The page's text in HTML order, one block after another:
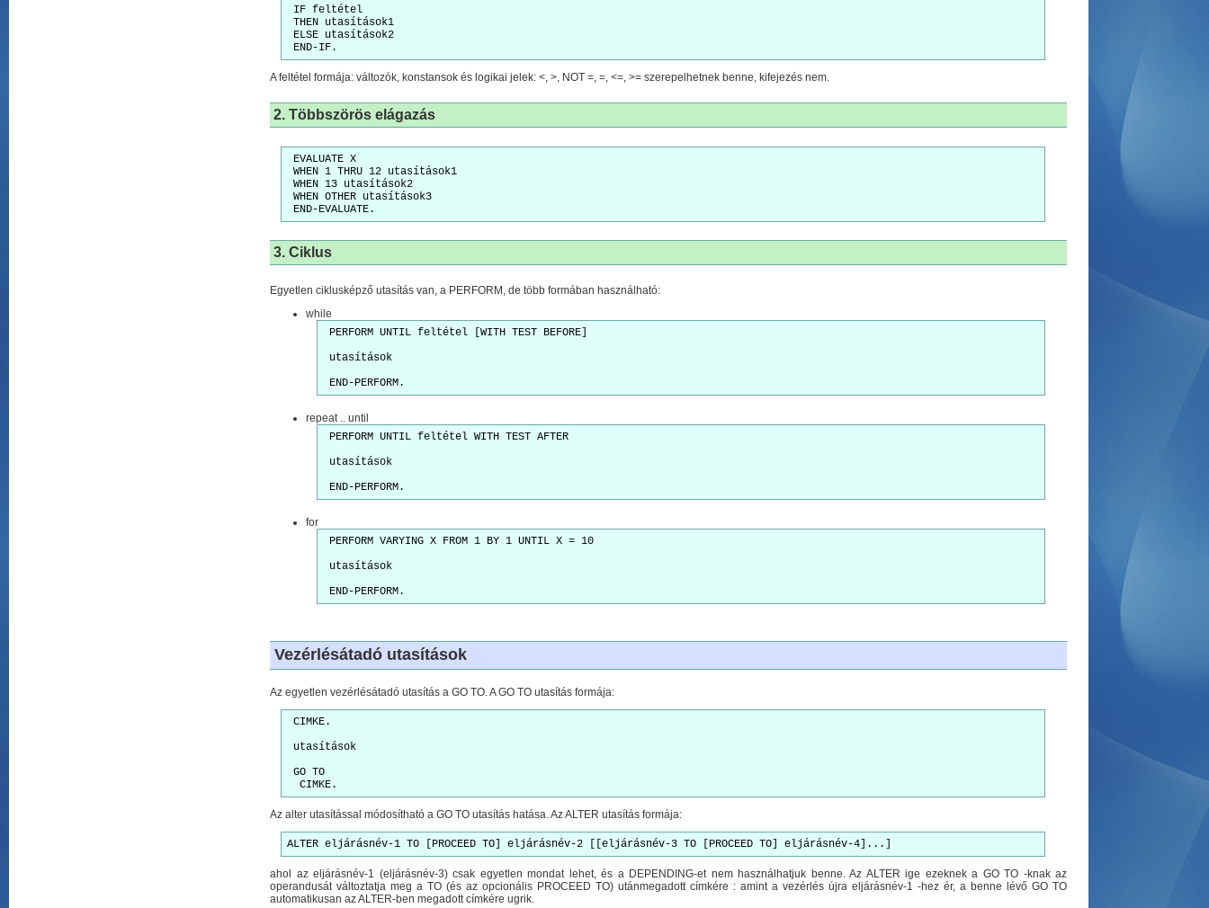
IF feltétel
THEN utasítások1
ELSE utasítások2
END-IF.
A feltétel formája: változók, konstansok és logikai jelek: <, >, NOT =, =, <=, >= szerepelhetnek benne, kifejezés nem.
2. Többszörös elágazás
EVALUATE X
WHEN 1 THRU 12 utasítások1
WHEN 13 utasítások2
WHEN OTHER utasítások3
END-EVALUATE.
3. Ciklus
Egyetlen ciklusképző utasítás van, a PERFORM, de több formában használható:
while
PERFORM UNTIL feltétel [WITH TEST BEFORE]
utasítások
END-PERFORM.
repeat .. until
PERFORM UNTIL feltétel WITH TEST AFTER
utasítások
END-PERFORM.
for
PERFORM VARYING X FROM 1 BY 1 UNTIL X = 10
utasítások
END-PERFORM.
Vezérlésátadó utasítások
Az egyetlen vezérlésátadó utasítás a GO TO. A GO TO utasítás formája:
CIMKE.
utasítások
GO TO
  CIMKE.
Az alter utasítással módosítható a GO TO utasítás hatása. Az ALTER utasítás formája:
ALTER eljárásnév-1 TO [PROCEED TO] eljárásnév-2 [[eljárásnév-3 TO [PROCEED TO] eljárásnév-4]...]
ahol az eljárásnév-1 (eljárásnév-3) csak egyetlen mondat lehet, és a DEPENDING-et nem használhatjuk benne. Az ALTER ige ezeknek a GO TO -knak az
operandusát változtatja meg a TO (és az opcionális PROCEED TO) utánmegadott címkére : amint a vezérlés újra eljárásnév-1 -hez ér, a benne lévő GO TO
automatikusan az ALTER-ben megadott címkére ugrik.